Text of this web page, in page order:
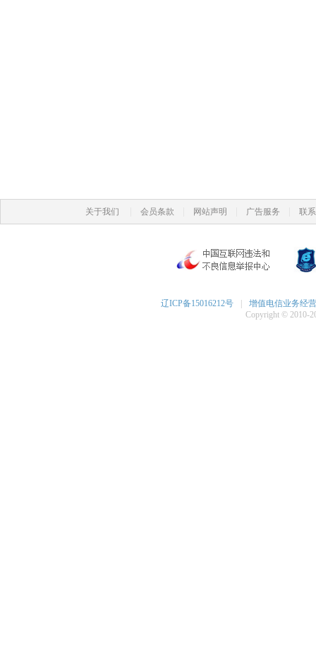
关于我们 会员条款 网站声明 广告服务 联
辽ICP备15016212号
增值电信业务经
Copyright © 2010-